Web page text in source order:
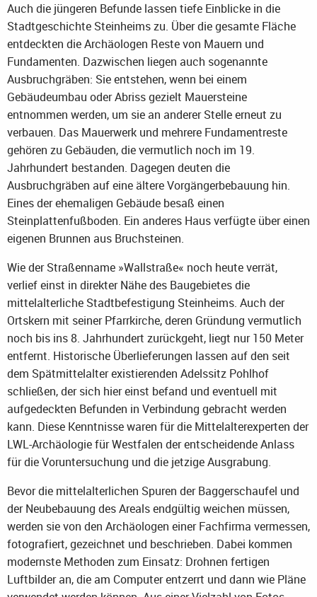
Auch die jüngeren Befunde lassen tiefe Einblicke in die
Stadtgeschichte Steinheims zu. Über die gesamte Fläche
entdeckten die Archäologen Reste von Mauern und
Fundamenten. Dazwischen liegen auch sogenannte
Ausbruchgräben: Sie entstehen, wenn bei einem
Gebäudeumbau oder Abriss gezielt Mauersteine
entnommen werden, um sie an anderer Stelle erneut zu
verbauen. Das Mauerwerk und mehrere Fundamentreste
gehören zu Gebäuden, die vermutlich noch im 19.
Jahrhundert bestanden. Dagegen deuten die
Ausbruchgräben auf eine ältere Vorgängerbebauung hin.
Eines der ehemaligen Gebäude besaß einen
Steinplattenfußboden. Ein anderes Haus verfügte über einen
eigenen Brunnen aus Bruchsteinen.
Wie der Straßenname »Wallstraße« noch heute verrät,
verlief einst in direkter Nähe des Baugebietes die
mittelalterliche Stadtbefestigung Steinheims. Auch der
Ortskern mit seiner Pfarrkirche, deren Gründung vermutlich
noch bis ins 8. Jahrhundert zurückgeht, liegt nur 150 Meter
entfernt. Historische Überlieferungen lassen auf den seit
dem Spätmittelalter existierenden Adelssitz Pohlhof
schließen, der sich hier einst befand und eventuell mit
aufgedeckten Befunden in Verbindung gebracht werden
kann. Diese Kenntnisse waren für die Mittelalterexperten der
LWL-Archäologie für Westfalen der entscheidende Anlass
für die Voruntersuchung und die jetzige Ausgrabung.
Bevor die mittelalterlichen Spuren der Baggerschaufel und
der Neubebauung des Areals endgültig weichen müssen,
werden sie von den Archäologen einer Fachfirma vermessen,
fotografiert, gezeichnet und beschrieben. Dabei kommen
modernste Methoden zum Einsatz: Drohnen fertigen
Luftbilder an, die am Computer entzerrt und dann wie Pläne